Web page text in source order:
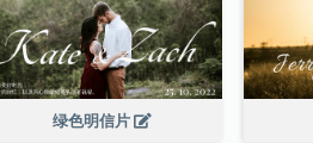
绿色明信片